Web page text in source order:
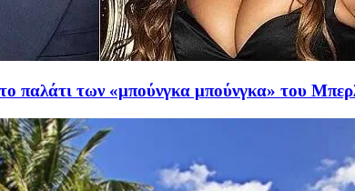
παλάτι των «μπούνγκα μπούνγκα» του